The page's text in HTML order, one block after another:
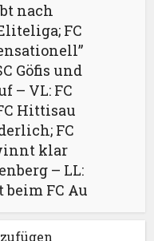
nach
FC
Göfis und
– VL: FC
Hittisau
FC
klar
– LL:
FC Au